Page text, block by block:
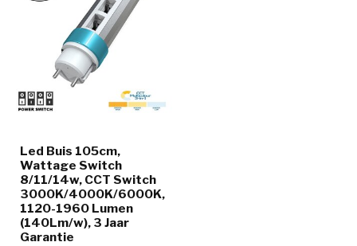
Led Buis 105cm,
Wattage Switch
8/11/14w, CCT Switch
3000K/4000K/6000K,
1120-1960 Lumen
(140Lm/w), 3 Jaar
Garantie